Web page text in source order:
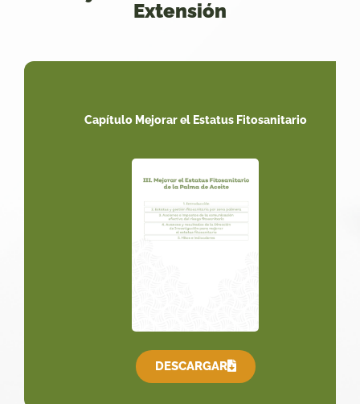
Extensión
Capítulo Mejorar el Estatus Fitosanitario
DESCARGAR